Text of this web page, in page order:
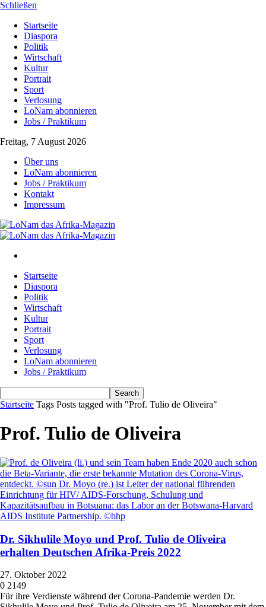
Schließen
Startseite
Diaspora
Politik
Wirtschaft
Kultur
Portrait
Sport
Verlosung
LoNam abonnieren
Jobs / Praktikum
Freitag, 7 August 2026
Über uns
LoNam abonnieren
Jobs / Praktikum
Kontakt
Impressum
Startseite
Diaspora
Politik
Wirtschaft
Kultur
Portrait
Sport
Verlosung
LoNam abonnieren
Jobs / Praktikum
Startseite Tags Posts tagged with "Prof. Tulio de Oliveira"
Prof. Tulio de Oliveira
Dr. Sikhulile Moyo und Prof. Tulio de Oliveira
erhalten Deutschen Afrika-Preis 2022
27. Oktober 2022
0 2149
Für ihre Verdienste während der Corona-Pandemie werden Dr.